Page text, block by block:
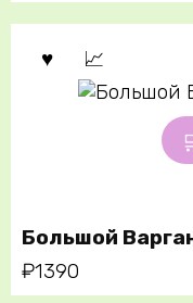
Большой
₽1390